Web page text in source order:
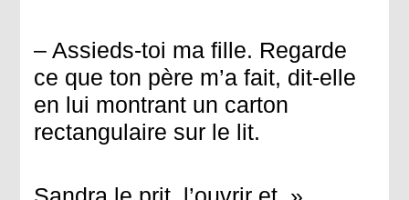
– Assieds-toi ma fille. Regarde
ce que ton père m’a fait, dit-elle
en lui montrant un carton
rectangulaire sur le lit.